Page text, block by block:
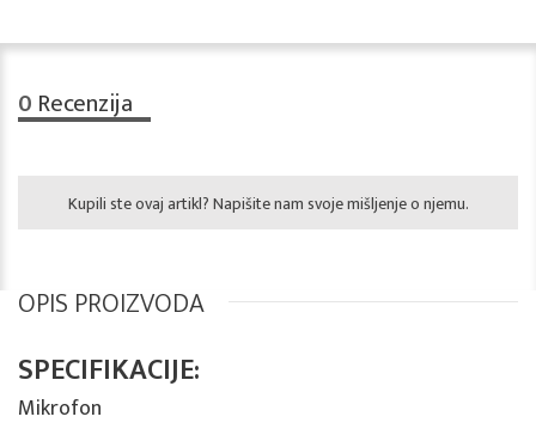
0 Recenzija
Kupili ste ovaj artikl? Napišite nam svoje mišljenje o njemu.
OPIS PROIZVODA
SPECIFIKACIJE:
Mikrofon